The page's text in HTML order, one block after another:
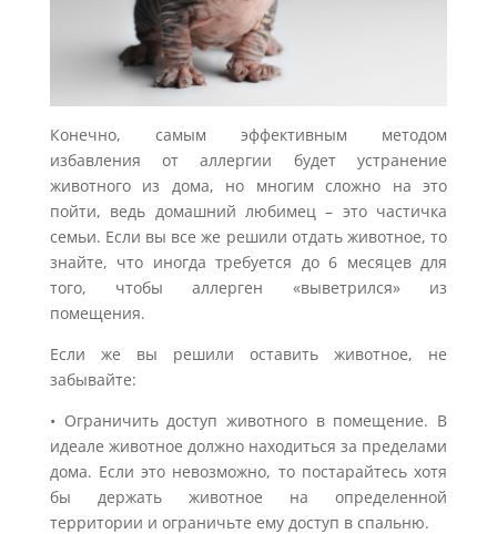
Конечно, самым эффективным методом
избавления от аллергии будет устранение
животного из дома, но многим сложно на это
пойти, ведь домашний любимец – это частичка
семьи. Если вы все же решили отдать животное, то
знайте, что иногда требуется до 6 месяцев для
того, чтобы аллерген «выветрился» из
помещения.
Если же вы решили оставить животное, не
забывайте:
• Ограничить доступ животного в помещение. В
идеале животное должно находиться за пределами
дома. Если это невозможно, то постарайтесь хотя
бы держать животное на определенной
территории и ограничьте ему доступ в спальню.